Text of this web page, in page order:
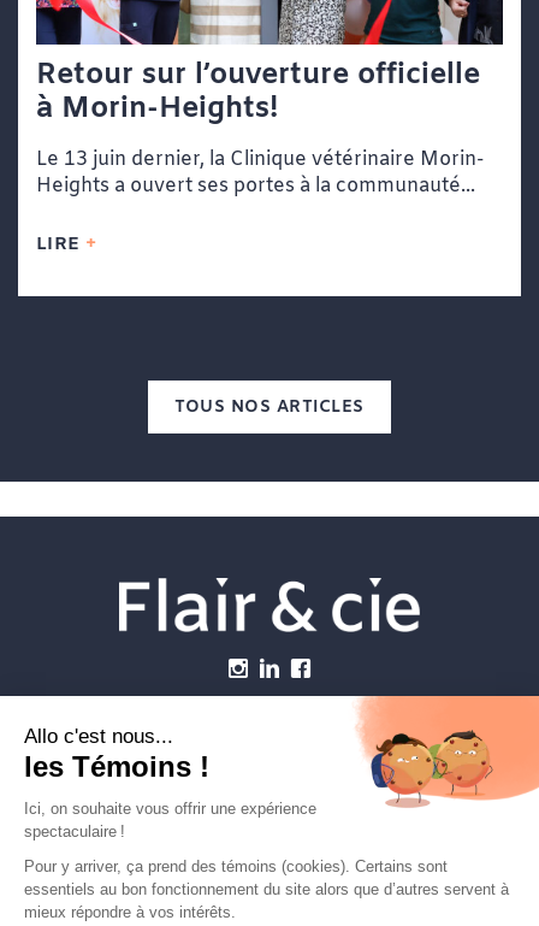
Retour sur l’ouverture officielle
à Morin-Heights!
Le 13 juin dernier, la Clinique vétérinaire Morin-
Heights a ouvert ses portes à la communauté...
LIRE
TOUS NOS ARTICLES
Établissements vétérinaires
Carrière
Contactez-nous